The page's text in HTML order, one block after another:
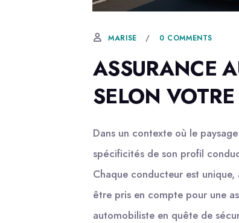
MARISE 0 COMMENTS
ASSURANCE
SELON
Dans un contexte où le
spécificités de son profil
Chaque conducteur est
être pris en compte pour une
automobiliste en quête de